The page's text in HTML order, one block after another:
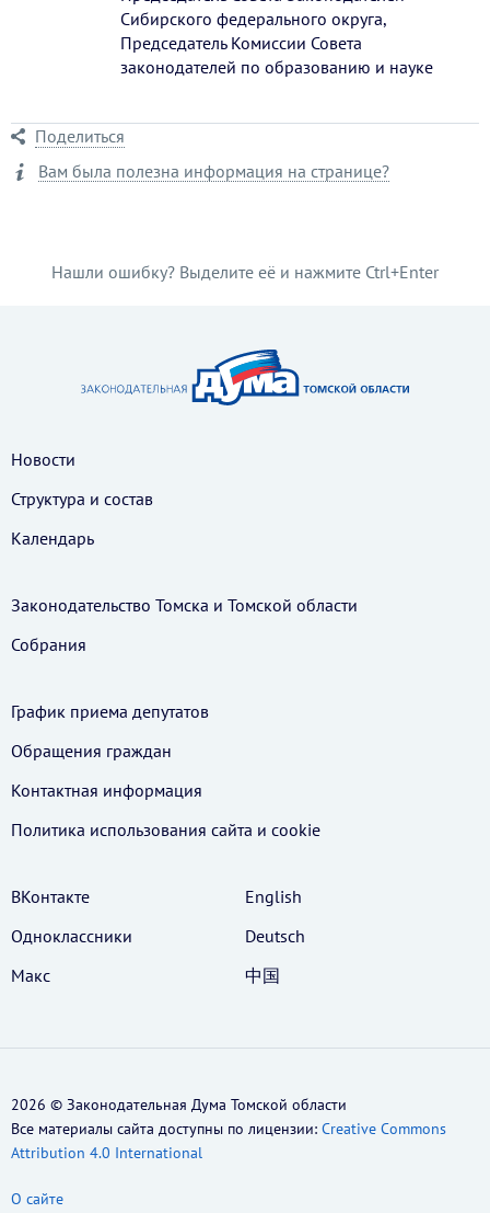
Сибирского федерального округа,
Председатель Комиссии Совета
законодателей по образованию и науке
Поделиться
Вам была полезна информация на странице?
Нашли ошибку? Выделите её и нажмите Ctrl+Enter
Новости
Структура и состав
Календарь
Законодательство Томска и Томской области
Собрания
График приема депутатов
Обращения граждан
Контактная информация
Политика использования cайта и cookie
ВКонтакте
Одноклассники
Макс
English
Deutsch
中国
2026 © Законодательная Дума Томской области
Все материалы сайта доступны по лицензии: Creative Commons
Attribution 4.0 International
О сайте